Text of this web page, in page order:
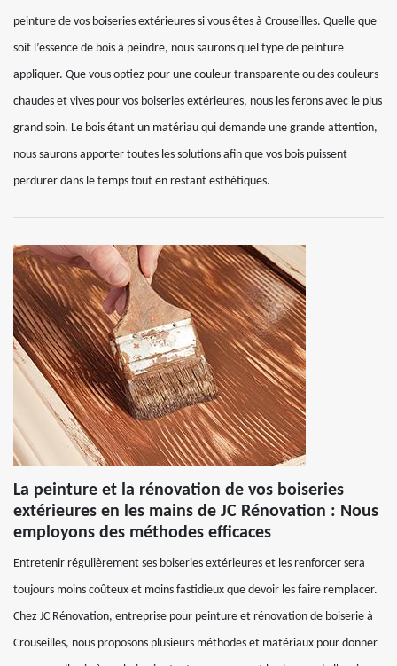
peinture de vos boiseries extérieures si vous êtes à Crouseilles. Quelle que
soit l’essence de bois à peindre, nous saurons quel type de peinture
appliquer. Que vous optiez pour une couleur transparente ou des couleurs
chaudes et vives pour vos boiseries extérieures, nous les ferons avec le plus
grand soin. Le bois étant un matériau qui demande une grande attention,
nous saurons apporter toutes les solutions afin que vos bois puissent
perdurer dans le temps tout en restant esthétiques.
La peinture et la rénovation de vos boiseries
extérieures en les mains de JC Rénovation : Nous
employons des méthodes efficaces
Entretenir régulièrement ses boiseries extérieures et les renforcer sera
toujours moins coûteux et moins fastidieux que devoir les faire remplacer.
Chez JC Rénovation, entreprise pour peinture et rénovation de boiserie à
Crouseilles, nous proposons plusieurs méthodes et matériaux pour donner